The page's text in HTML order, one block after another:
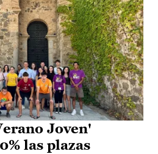
Joven'
las plazas